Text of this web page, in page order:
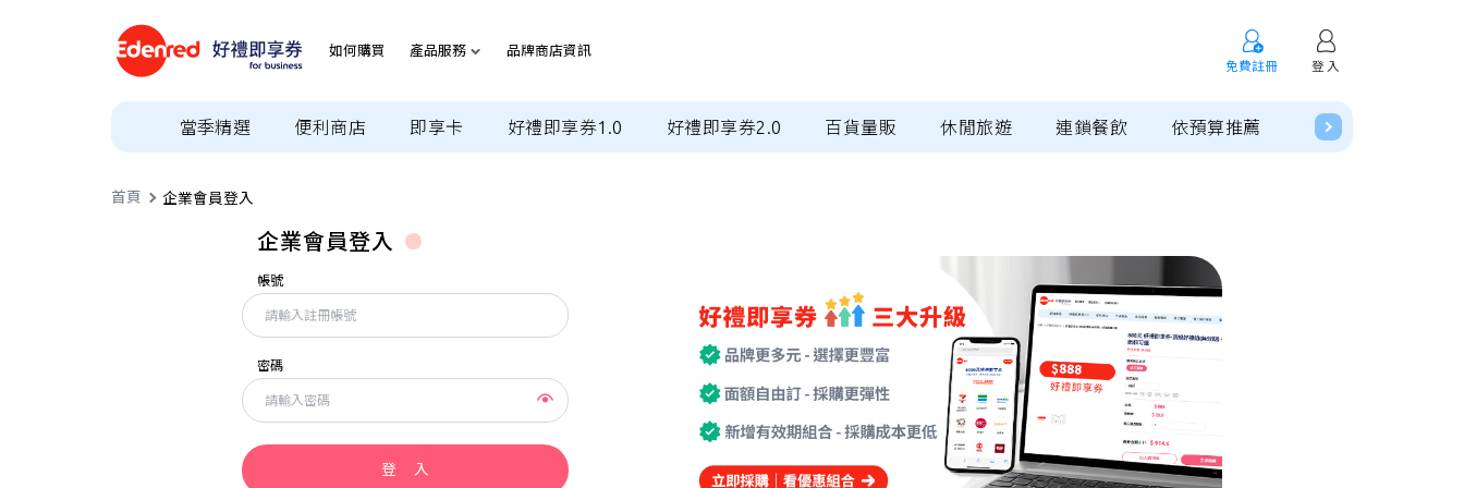
如何購買 產品服務 品牌商店資訊
免費註冊 登 入
當季精選 便利商店 即享卡 好禮即享券1.0 好禮即享券2.0 百貨量販 休閒旅遊 連鎖餐飲 依預算推薦 預購專區
首頁 企業會員登入
企業會員登入
帳號
密碼
登 入